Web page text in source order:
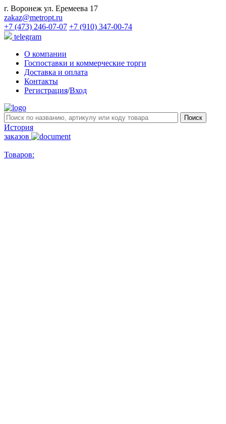
г. Воронеж ул. Еремеева 17
zakaz@metropt.ru
+7 (473) 246-07-07 +7 (910) 347-00-74
telegram
О компании
Госпоставки и коммерческие торги
Доставка и оплата
Контакты
Регистрация/Вход
История
заказов
Товаров: